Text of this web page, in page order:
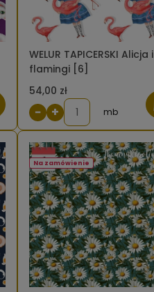
WELUR TAPICERSKI Alicja i
flamingi [6]
54,00 zł
− + mb
Na zamówienie